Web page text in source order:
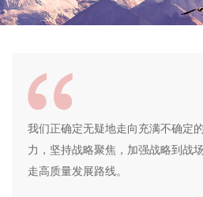
我们正确定无疑地走向充满不确定
力，坚持战略聚焦，加强战略到战
走高质量发展路线。